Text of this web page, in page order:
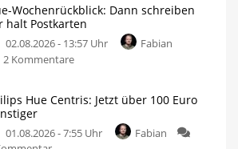
Wochenrückblick: Dann schreiben
halt Postkarten
02.08.2026 - 13:57 Uhr
Fabian
2 Kommentare
Hue Centris: Jetzt über 100 Euro
01.08.2026 - 7:55 Uhr
Fabian